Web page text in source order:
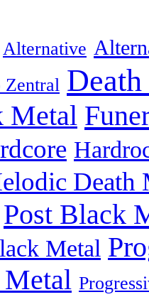
Alternative
Zentral
Metal
Death
Post Black
Metal
Metal